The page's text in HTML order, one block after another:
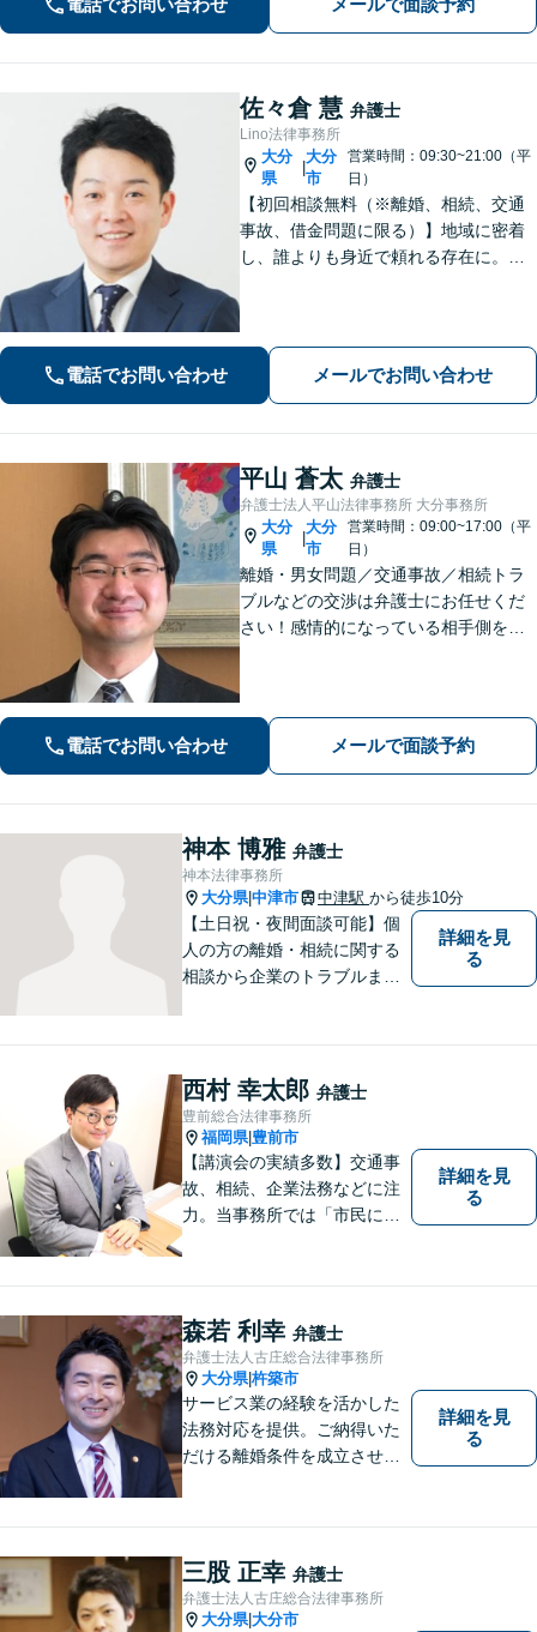
電話でお問い合わせ メールで面談予約
佐々倉 慧 弁護士
Lino法律事務所
大分
県
|
大分
市
営業時間：09:30~21:00（平
日）
【初回相談無料（※離婚、相続、交通
事故、借金問題に限る）】地域に密着
し、誰よりも身近で頼れる存在に。
動産の絡む相談問題はお任せください
電話でお問い合わせ メールでお問い合わせ
平山 蒼太 弁護士
弁護士法人平山法律事務所 大分事務所
大分
県
|
大分
市
営業時間：09:00~17:00（平
日）
離婚・男女問題／交通事故／相続トラ
ブルなどの交渉は弁護士にお任せくだ
さい！感情的になっている相手側を冷
ヒアリングします。
電話でお問い合わせ メールで面談予約
神本 博雅 弁護士
神本法律事務所
大分県|中津市 中津駅 から徒歩10分
【土日祝・夜間面談可能】個
人の方の離婚・相続に関する
相談から企業のトラブルまで
詳細を見
る
西村 幸太郎 弁護士
豊前総合法律事務所
福岡県| 豊前市
【講演会の実績多数】交通事
故、相続、企業法務などに注
力。当事務所では「市民に力
さまが前向きに人生を歩んで
いけるよう、全力でサポート
します。お気軽にご相談くだ
さい【休日面談可】【完全個
室】
詳細を見
る
森若 利幸 弁護士
弁護士法人古庄総合法律事務所
大分県|杵築市
サービス業の経験を活かした
法務対応を提供。ご納得いた
だける離婚条件を成立させる
し、今後の方針を決めていき
ます。【大分県に3拠点ある地
域密着型の事務所】【初回相
談無料】
詳細を見
る
三股 正幸 弁護士
弁護士法人古庄総合法律事務所
大分県|大分市